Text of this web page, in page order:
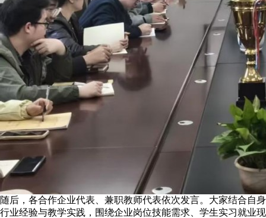
随后，各合作企业代表、兼职教师代表依次发言。大家结合自身
行业经验与教学实践，围绕企业岗位技能需求、学生实习就业现